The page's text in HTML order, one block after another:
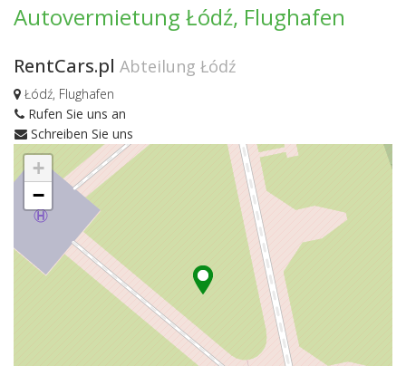
Autovermietung Łódź, Flughafen
RentCars.pl Abteilung Łódź
Łódź, Flughafen
Rufen Sie uns an
Schreiben Sie uns
+
−